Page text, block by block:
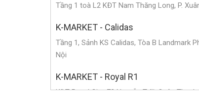
Tầng 1 toà L2 KĐT Nam Thăng Long, P.
K-MARKET - Calidas
Tầng 1, Sảnh KS Calidas, Tòa B Landmark
Nội
K-MARKET - Royal R1
KĐT Royal City, 72 Nguyễn Trãi, Quận